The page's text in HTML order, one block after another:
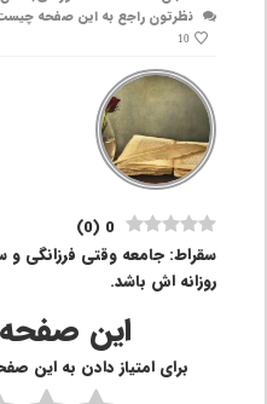
نظرتون راجع به این صفحه
10
0
(
0
)
سقراط: جامعه وقتی فرزانگی و
روزانه اش باشد.
این
برای امتیاز دادن به این